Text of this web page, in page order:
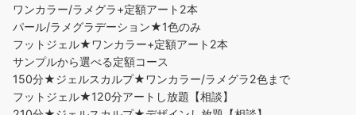
ワンカラー/ラメグラ+定額アート2本
パール/ラメグラデーション★1色のみ
フットジェル★ワンカラー+定額アート2本
サンプルから選べる定額コース
150分★ジェルスカルプ★ワンカラー/ラメグラ2色まで
フットジェル★120分アートし放題【相談】